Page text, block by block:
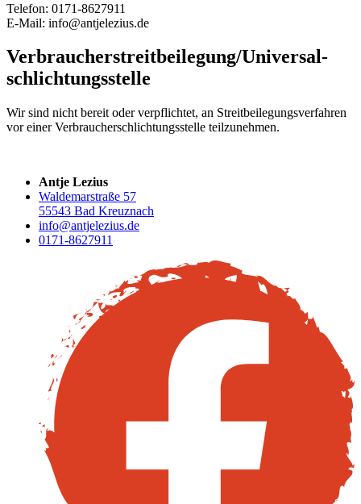
Telefon: 0171-8627911
E-Mail: info@antjelezius.de
Verbraucher­streit­beilegung/Universal­
schlichtungs­stelle
Wir sind nicht bereit oder verpflichtet, an Streitbeilegungsverfahren
vor einer Verbraucherschlichtungsstelle teilzunehmen.
Antje Lezius
Waldemarstraße 57
55543 Bad Kreuznach
info@antjelezius.de
0171-8627911